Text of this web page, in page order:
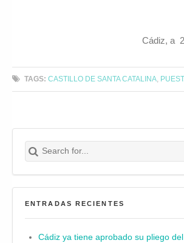
Cádiz, a 2
TAGS: CASTILLO DE SANTA CATALINA
Search for:
Buscar
ENTRADAS RECIENTES
Cádiz ya tiene aprobado su pliego